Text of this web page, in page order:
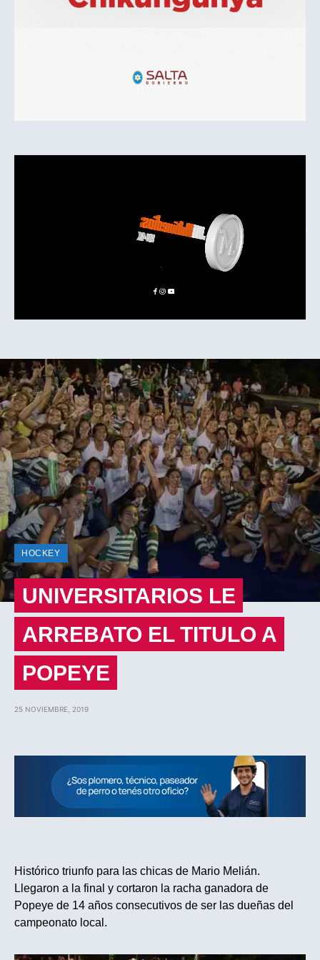
HOCKEY
UNIVERSITARIOS LE
ARREBATO EL TITULO A
POPEYE
25 NOVIEMBRE, 2019
Histórico triunfo para las chicas de Mario Melián.
Llegaron a la final y cortaron la racha ganadora de
Popeye de 14 años consecutivos de ser las dueñas del
campeonato local.